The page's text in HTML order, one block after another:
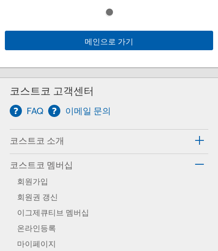
메인으로 가기
코스트코 고객센터
FAQ 이메일 문의
코스트코 소개
코스트코 멤버십
회원가입
회원권 갱신
이그제큐티브 멤버십
온라인등록
마이페이지